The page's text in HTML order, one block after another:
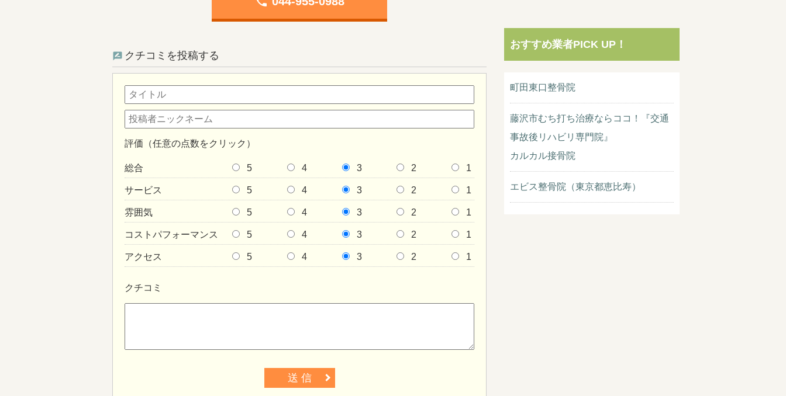
クチコミを投稿する
評価（任意の点数をクリック）
総合 5 4 3 2 1
サービス 5 4 3 2 1
雰囲気 5 4 3 2 1
コストパフォーマンス 5 4 3 2 1
アクセス 5 4 3 2 1
クチコミ
送 信
おすすめ業者PICK UP！
町田東口整骨院
藤沢市むち打ち治療ならココ！『交通
事故後リハビリ専門院』
カルカル接骨院
エビス整骨院（東京都恵比寿）